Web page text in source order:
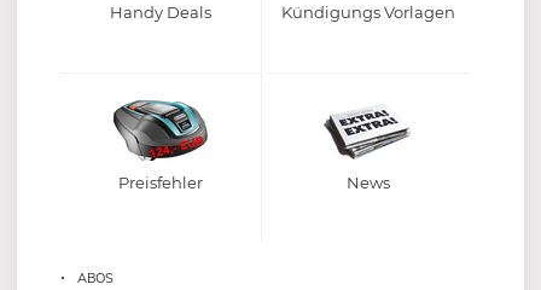
Handy Deals Kündigungs Vorlagen
Preisfehler News
ABOS